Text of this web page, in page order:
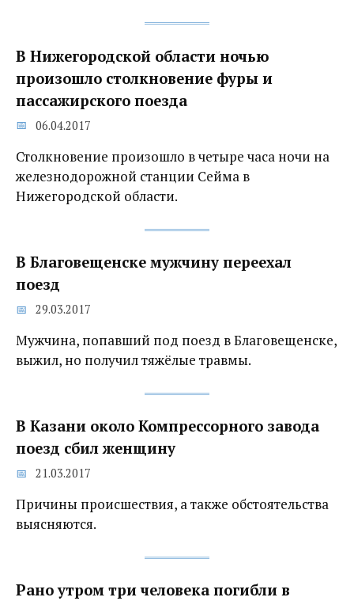
В Нижегородской области ночью
произошло столкновение фуры и
пассажирского поезда
06.04.2017
Столкновение произошло в четыре часа ночи на
железнодорожной станции Сейма в
Нижегородской области.
В Благовещенске мужчину переехал
поезд
29.03.2017
Мужчина, попавший под поезд в Благовещенске,
выжил, но получил тяжёлые травмы.
В Казани около Компрессорного завода
поезд сбил женщину
21.03.2017
Причины происшествия, а также обстоятельства
выясняются.
Рано утром три человека погибли в